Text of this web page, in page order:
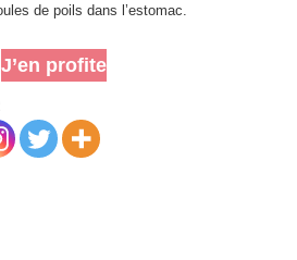
de poils dans l’estomac.
J’en profite